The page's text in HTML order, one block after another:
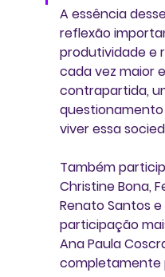
A essência
reflexão
produtividade e
cada vez maior
contrapartida,
viver essa
Também
Christine Bona,
Renato Santos
participação
Ana Paula
completamente